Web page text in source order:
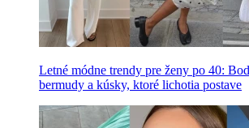
Letné módne trendy pre ženy po 40:
bermudy a kúsky, ktoré lichotia postave